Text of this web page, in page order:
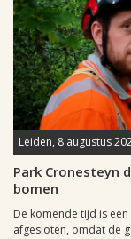
Leiden, 8 augustus
Park Cronesteyn
bomen
De komende tijd is
afgesloten, omdat de